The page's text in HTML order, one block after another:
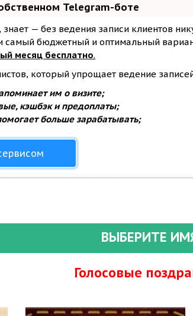
Telegram-боте
знает — без ведения записи клиентов
самый бюджетный и оптимальный
месяц бесплатно.
который упрощает ведение
им о визите;
кэшбэк и предоплаты;
больше зарабатывать;
ВЫБЕРИТЕ
Голосовые